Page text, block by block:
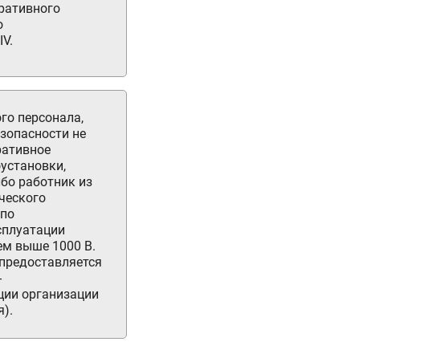
персонала,
не
работник из
выше 1000 В.
организации